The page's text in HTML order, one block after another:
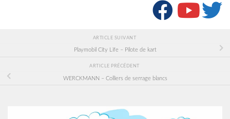
ARTICLE SUIVANT
Playmobil City Life – Pilote de kart
ARTICLE PRÉCÉDENT
WERCKMANN – Colliers de serrage blancs